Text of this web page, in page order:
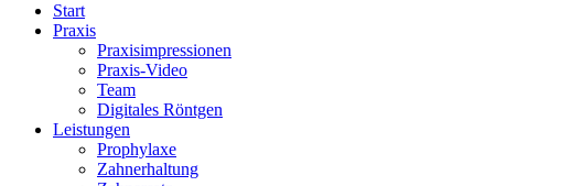
Start
Praxis
Praxisimpressionen
Praxis-Video
Team
Digitales Röntgen
Leistungen
Prophylaxe
Zahnerhaltung